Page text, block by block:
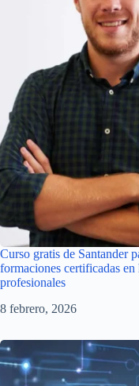
Curso gratis de Santander
formaciones certificadas
profesionales
8 febrero, 2026